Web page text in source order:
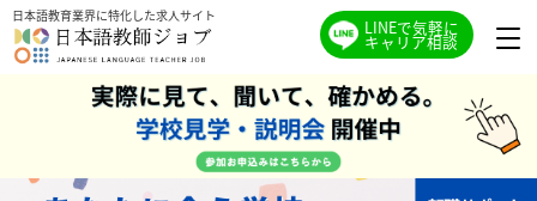
日本語教育業界に特化した求人サイト
LINEで気軽に
キャリア相談